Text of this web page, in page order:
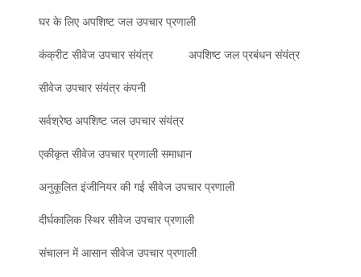
घर के लिए अपशिष्ट जल उपचार प्रणाली
कंक्रीट सीवेज उपचार संयंत्र अपशिष्ट जल प्रबंधन संयंत्र
सीवेज उपचार संयंत्र कंपनी
सर्वश्रेष्ठ अपशिष्ट जल उपचार संयंत्र
एकीकृत सीवेज उपचार प्रणाली समाधान
अनुकूलित इंजीनियर की गई सीवेज उपचार प्रणाली
दीर्घकालिक स्थिर सीवेज उपचार प्रणाली
संचालन में आसान सीवेज उपचार प्रणाली